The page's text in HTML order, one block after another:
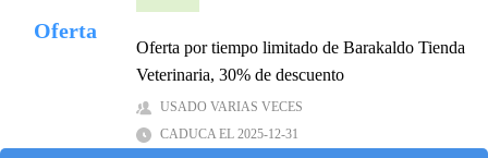
Oferta
Oferta por tiempo limitado de Barakaldo Tienda
Veterinaria, 30% de descuento
USADO VARIAS VECES
CADUCA EL 2025-12-31